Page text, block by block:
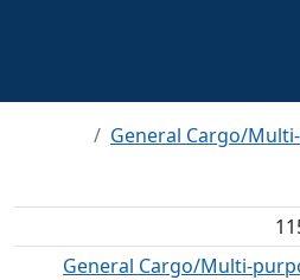
General Cargo/
General Cargo/Multi-